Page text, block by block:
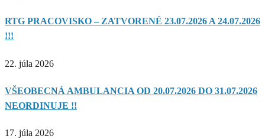
RTG PRACOVISKO – ZATVORENÉ 23.07.2026 A 24.07.2026
!!!
22. júla 2026
VŠEOBECNÁ AMBULANCIA OD 20.07.2026 DO 31.07.2026
NEORDINUJE !!
17. júla 2026